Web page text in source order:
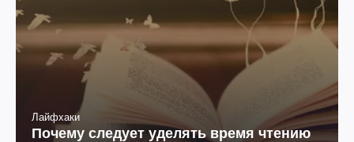
Лайфхаки
Почему следует уделять время чтению